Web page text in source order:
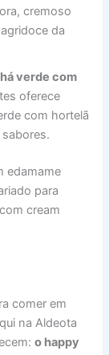
cremoso
da
verde com
oferece
com hortelã
edamame
para
cream
comer em
na Aldeota
o happy